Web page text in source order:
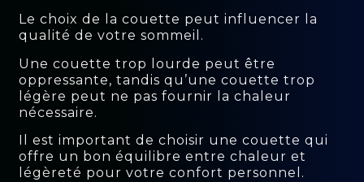
Le choix de la couette peut influencer la
qualité de votre sommeil.
Une couette trop lourde peut être
oppressante, tandis qu’une couette trop
légère peut ne pas fournir la chaleur
nécessaire.
Il est important de choisir une couette qui
offre un bon équilibre entre chaleur et
légèreté pour votre confort personnel.